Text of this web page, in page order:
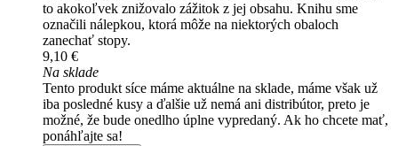
to akokoľvek znižovalo zážitok z jej obsahu. Knihu sme
označili nálepkou, ktorá môže na niektorých obaloch
zanechať stopy.
9,10 €
Na sklade
Tento produkt síce máme aktuálne na sklade, máme však už
iba posledné kusy a ďalšie už nemá ani distribútor, preto je
možné, že bude onedlho úplne vypredaný. Ak ho chcete mať,
ponáhľajte sa!